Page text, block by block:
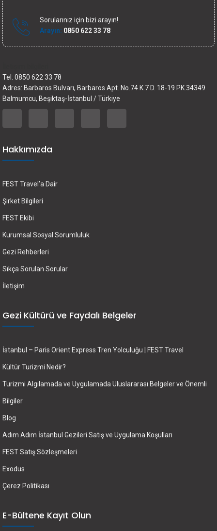
Sorularınız için bizi arayın!
Arayın: 0850 622 33 78
Tel: 0850 622 33 78
Adres: Barbaros Bulvarı, Barbaros Apt. No.74 K.7 D. 18-19 PK.34349
Balmumcu, Beşiktaş-İstanbul / Türkiye
Hakkımızda
FEST Travel’a Dair
Şirket Bilgileri
FEST Ekibi
Kurumsal Sosyal Sorumluluk
Gezi Rehberleri
Sıkça Sorulan Sorular
İletişim
Gezi Kültürü ve Faydalı Belgeler
İstanbul – Paris Orient Express Tren Yolculuğu | FEST Travel
Kültür Turizmi Nedir?
Turizmi Algılamada ve Uygulamada Uluslararası Belgeler ve Önemli
Bilgiler
Blog
Adım Adım İstanbul Gezileri Satış ve Uygulama Koşulları
FEST Satış Sözleşmeleri
Exodus
Çerez Politikası
E-Bültene Kayıt Olun